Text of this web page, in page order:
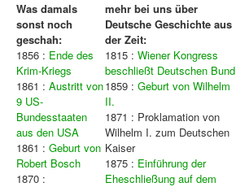
Was damals
sonst noch
geschah:
mehr bei uns über
Deutsche Geschichte aus
der Zeit:
1856 : Ende des
Krim-Kriegs
1861 : Austritt von
9 US-
Bundesstaaten
aus den USA
1861 : Geburt von
Robert Bosch
1870 :
1815 : Wiener Kongress
beschließt Deutschen Bund
1859 : Geburt von Wilhelm
II.
1871 : Proklamation von
Wilhelm I. zum Deutschen
Kaiser
1875 : Einführung der
Eheschließung auf dem